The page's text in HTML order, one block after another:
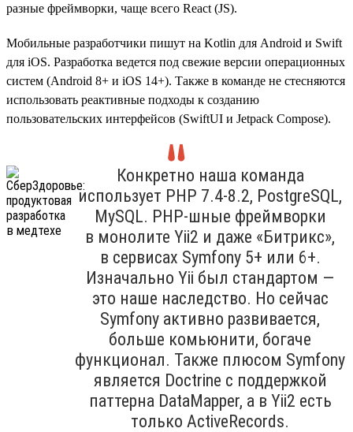
разные фреймворки, чаще всего React (JS).
Мобильные разработчики пишут на Kotlin для Android и Swift
для iOS. Разработка ведется под свежие версии операционных
систем (Android 8+ и iOS 14+). Также в команде не стесняются
использовать реактивные подходы к созданию
пользовательских интерфейсов (SwiftUI и Jetpack Compose).
Конкретно наша команда
использует PHP 7.4‑8.2, PostgreSQL,
MySQL. PHP-шные фреймворки
в монолите Yii2 и даже «Битрикс»,
в сервисах Symfony 5+ или 6+.
Изначально Yii был стандартом —
это наше наследство. Но сейчас
Symfony активно развивается,
больше комьюнити, богаче
функционал. Также плюсом Symfony
является Doctrine с поддержкой
паттерна DataMapper, а в Yii2 есть
только ActiveRecords.